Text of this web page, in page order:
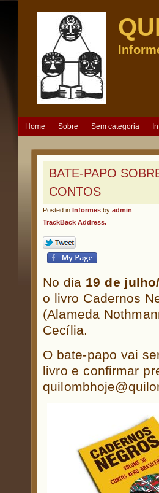
Home Sobre Sem categoria
BATE-PAPO
CONTOS
Posted in Informes by admin
TrackBack Address.
No dia 19 de
o livro Cadernos
(Alameda
Cecília.
O bate-papo vai
livro e confirmar